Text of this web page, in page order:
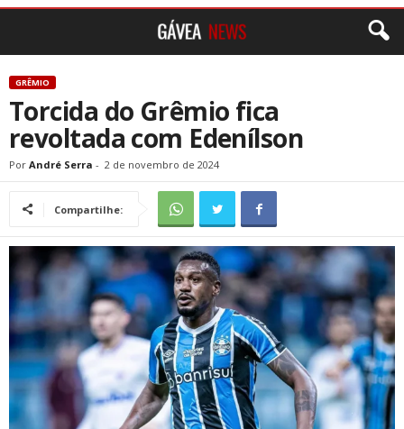
GRÊMIO
Torcida do Grêmio fica
revoltada com Edenílson
Por André Serra - 2 de novembro de 2024
Compartilhe: